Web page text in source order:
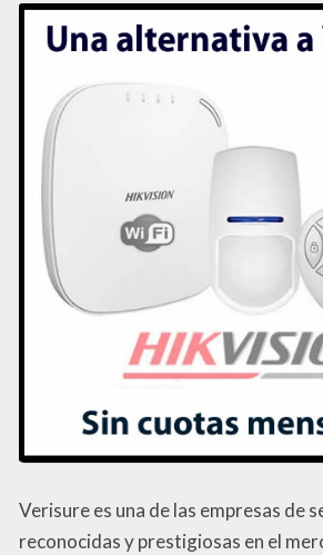
Verisure es una de las empresas de
reconocidas y prestigiosas en el